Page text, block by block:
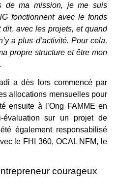
de ma mission, je me suis
fonctionnent avec le fonds
dit, avec les projets, et quand
a plus d’activité. Pour cela,
propre structure et être mon
a dès lors commencé par
allocations mensuelles pour
ensuite à l’Ong FAMME en
évaluation sur un projet de
également responsabilisé
le FHI 360, OCAL NFM, le
courageux